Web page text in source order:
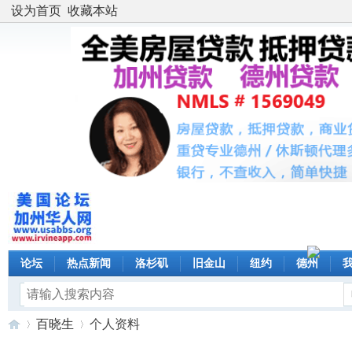
设为首页 收藏本站
论坛 热点新闻 洛杉矶 旧金山 纽约 德州
百晓生 个人资料